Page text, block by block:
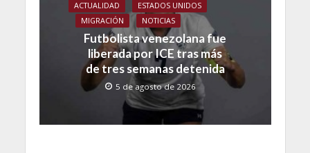
ACTUALIDAD
ESTADOS UNIDOS
MIGRACIÓN
NOTICIAS
Futbolista venezolana fue
liberada por ICE tras más
de tres semanas detenida
5 de agosto de 2026